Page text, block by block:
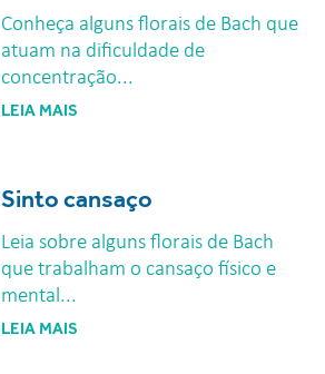
Conheça alguns florais de Bach que
atuam na dificuldade de
concentração...
LEIA MAIS
Sinto cansaço
Leia sobre alguns florais de Bach
que trabalham o cansaço físico e
mental...
LEIA MAIS